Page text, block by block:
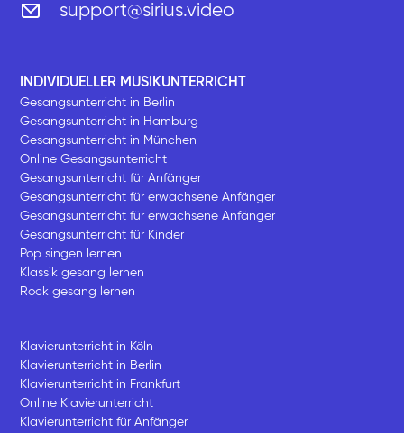
support@sirius.video
INDIVIDUELLER MUSIKUNTERRICHT
Gesangsunterricht in Berlin
Gesangsunterricht in Hamburg
Gesangsunterricht in München
Online Gesangsunterricht
Gesangsunterricht für Anfänger
Gesangsunterricht für erwachsene Anfänger
Gesangsunterricht für erwachsene Anfänger
Gesangsunterricht für Kinder
Pop singen lernen
Klassik gesang lernen
Rock gesang lernen
Klavierunterricht in Köln
Klavierunterricht in Berlin
Klavierunterricht in Frankfurt
Online Klavierunterricht
Klavierunterricht für Anfänger